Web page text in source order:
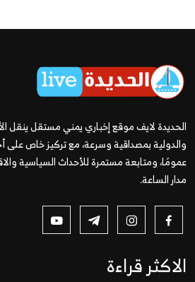
الحديدة لايف موقع إخباري يمني مستقل ينقل
والدولية بمصداقية وسرعة، مع تركيز خاص على
عمومًا، ومتابعة مستمرة للأحداث السياسية
مدار الساعة.
الاكثر قراءة